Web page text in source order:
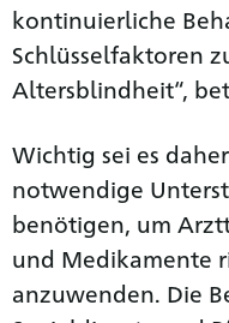
kontinuierliche
Schlüsselfaktoren
Altersblindheit“,
Wichtig sei es
notwendige
benötigen, um
und Medikamente
anzuwenden. Die